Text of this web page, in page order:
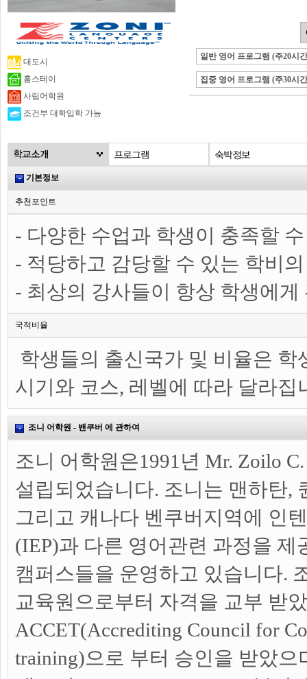
대도시
홈스테이
사립어학원
조건부 대학입학 가능
일반 영어 프로그램 (주20시
집중 영어 프로그램 (주30시
기본정보
추천포인트
- 다양한 수업과 학생이 충족할
- 적당하고 감당할 수 있는 학비
- 최상의 강사들이 항상 학생에게
국적비율
학생들의 출신국가 및 비율은 학
시기와 코스, 레벨에 따라 달라집
조니 어학원 - 밴쿠버 에 관하여
조니 어학원은1991년 Mr. Zoilo
설립되었습니다. 조니는 맨하탄,
그리고 캐나다 벤쿠버지역에 인
(IEP)과 다른 영어관련 과정을 제
캠퍼스들을 운영하고 있습니다.
교육원으로부터 자격을 교부 받
ACCET(Accrediting Council for
training)으로 부터 승인을 받았으